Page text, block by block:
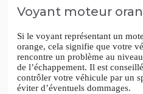
Voyant moteur
Si le voyant représentant un
orange, cela signifie que votre
rencontre un problème au
de l’échappement. Il est
contrôler votre véhicule par un
éviter d’éventuels dommages.